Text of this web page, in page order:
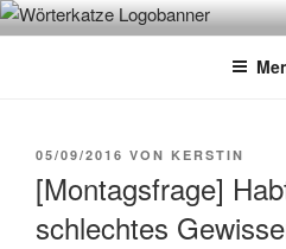
Zum
InhaltWÖRTERKATZE
Von Büchern erzählen
VERÖFFENTLICHT
05/09/2016 VON KERSTIN
[Montagsfrage]
schlechtes